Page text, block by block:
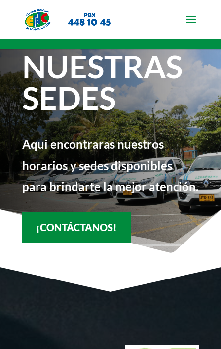
NUESTRAS
SEDES
Aqui encontraras nuestros
horarios y sedes disponibles
para brindarte la mejor atención.
¡CONTÁCTANOS!